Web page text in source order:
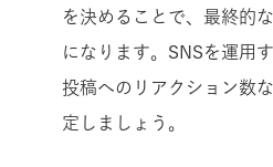
を決めることで、最終的
になります。SNSを運用
投稿へのリアクション数
定しましょう。